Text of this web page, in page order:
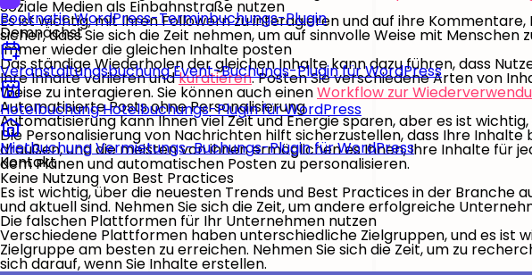
BookneticWordPress-Terminbuchungs-Plugin
Demnächst
VeranstaltungsbuchungEvent-Buchungs-Plugin für WordPress
HotelbuchungHotelbuchungs-Plugin für WordPress
MietbuchungVermietungs-Buchungs-Plugin für WordPress
Kontakt
Soziale Medien als Einbahnstraße nutzen
Es ist wichtig, mit Ihren Followern zu interagieren und auf ihre
sicher, dass Sie sich die Zeit nehmen, um auf sinnvolle Weise mit Menschen
Immer wieder die gleichen Inhalte posten
Das ständige Wiederholen der gleichen Inhalte kann dazu führen, dass
Ihre Inhalte variieren undkuratieren. Posten Sie verschiedene Arten von
Weise zu interagieren. Sie können auch einenWorkflow zur
Automatisierte Posts ohne Personalisierung
Automatisierung kann Ihnen viel Zeit und Energie sparen, aber es ist
Die Personalisierung von Nachrichten hilft sicherzustellen, dass Ihre
draußen, und die meisten von ihnen ermöglichen es Ihnen, Ihre Inhalte für
dem Planen und automatischen Posten zu personalisieren.
Keine Nutzung von Best Practices
Es ist wichtig, über die neuesten Trends und Best Practices in der
und aktuell sind. Nehmen Sie sich die Zeit, um andere erfolgreiche
Die falschen Plattformen für Ihr Unternehmen nutzen
Verschiedene Plattformen haben unterschiedliche Zielgruppen, und es ist
Zielgruppe am besten zu erreichen. Nehmen Sie sich die Zeit, um zu
sich darauf, wenn Sie Inhalte erstellen.